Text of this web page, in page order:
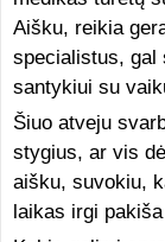
Aišku, reikia
specialistus, gal
santykiui su
Šiuo atveju
stygius, ar vis
aišku, suvokiu,
laikas irgi